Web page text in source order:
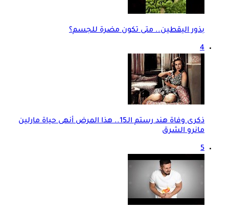
بذور اليقطين.. متى تكون مضرة للجسم؟
4
ذكرى وفاة هند رستم الـ15.. هذا المرض أنهى حياة مارلين
مانرو الشرق
5